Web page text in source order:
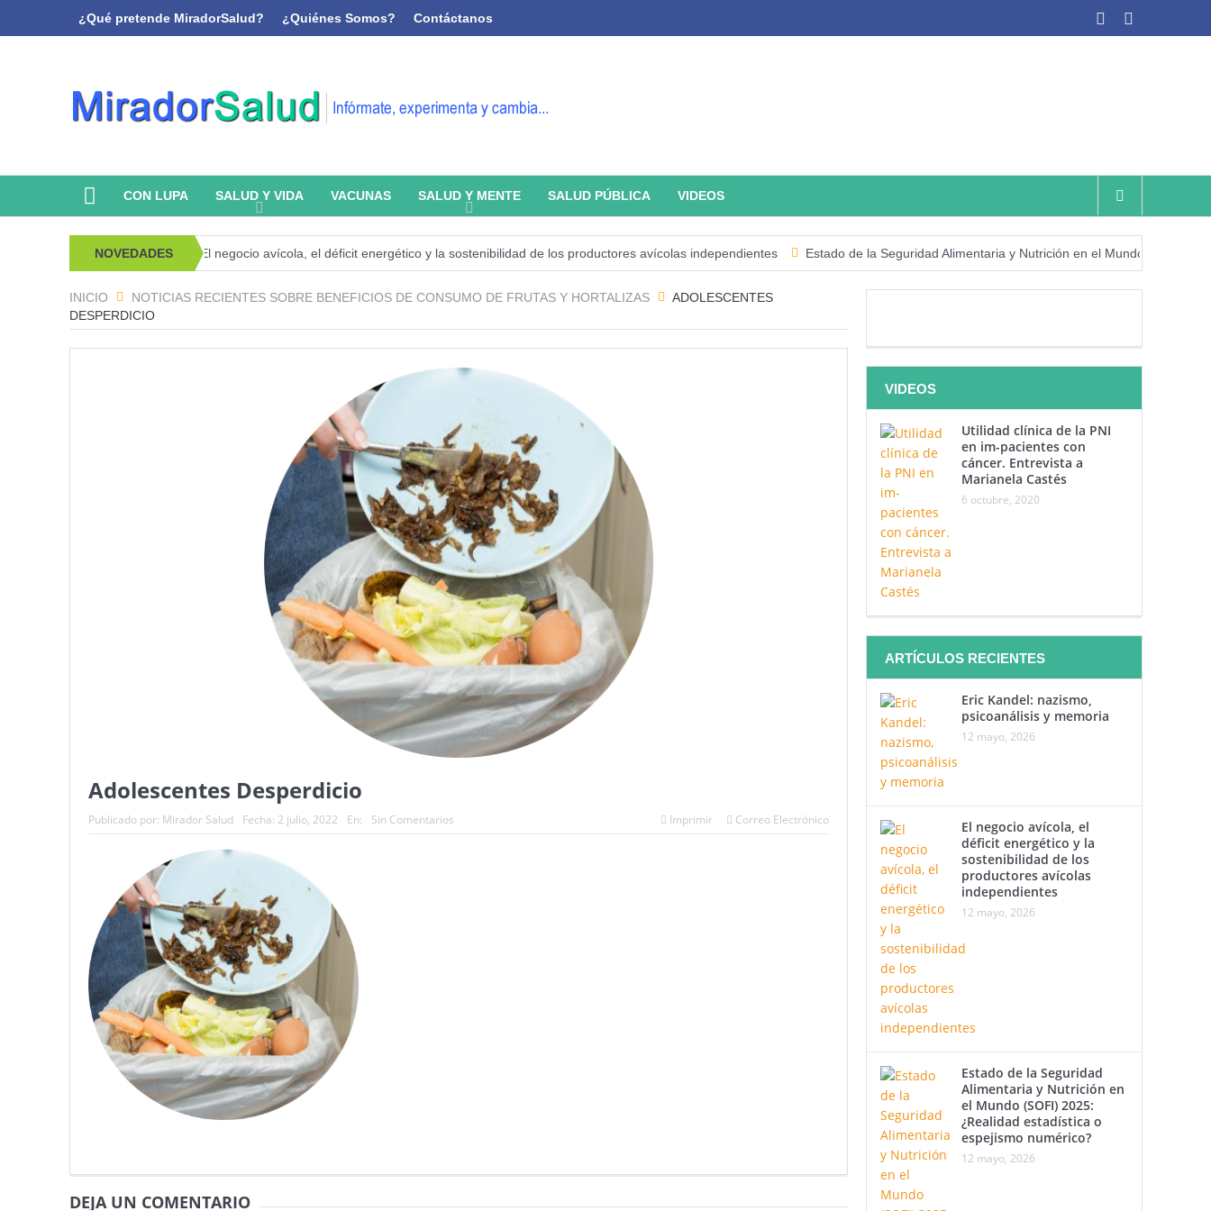
¿Qué pretende MiradorSalud? ¿Quiénes Somos? Contáctanos
CON LUPA SALUD Y VIDA VACUNAS SALUD Y MENTE SALUD PÚBLICA VIDEOS
NOVEDADES
y memoria El negocio avícola, el déficit energético y la sostenibilidad de los productores avícolas independientes Estado de la Seguridad Alimentaria y Nutrición en el Mundo (SOFI) 2025:
INICIO NOTICIAS RECIENTES SOBRE BENEFICIOS DE CONSUMO DE FRUTAS Y HORTALIZAS
ADOLESCENTES
DESPERDICIO
Adolescentes Desperdicio
Publicado por: Mirador Salud Fecha: 2 julio, 2022 En: Sin Comentarios Imprimir Correo Electrónico
DEJA UN COMENTARIO
VIDEOS
Utilidad clínica de la PNI
en im-pacientes con
cáncer. Entrevista a
Marianela Castés
6 octubre, 2020
ARTÍCULOS RECIENTES
Eric Kandel: nazismo,
psicoanálisis y memoria
12 mayo, 2026
El negocio avícola, el
déficit energético y la
sostenibilidad de los
productores avícolas
independientes
12 mayo, 2026
Estado de la Seguridad
Alimentaria y Nutrición en
el Mundo (SOFI) 2025:
¿Realidad estadística o
espejismo numérico?
12 mayo, 2026